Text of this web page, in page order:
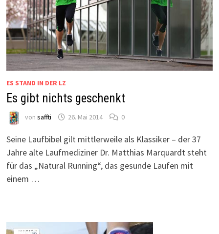
ES STAND IN DER LZ
Es gibt nichts geschenkt
von saffti 26. Mai 2014 0
Seine Laufbibel gilt mittlerweile als Klassiker – der 37
Jahre alte Laufmediziner Dr. Matthias Marquardt steht
für das „Natural Running“, das gesunde Laufen mit
einem …